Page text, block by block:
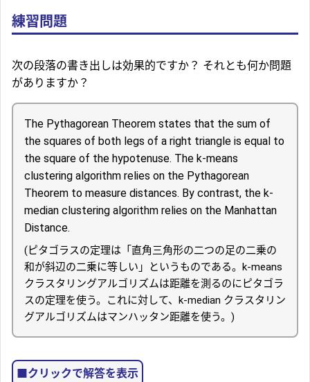
練習問題
次の段落の書き出しは効果的ですか？ それとも何か問題
がありますか？
The Pythagorean Theorem states that the sum of
the squares of both legs of a right triangle is equal to
the square of the hypotenuse. The k-means
clustering algorithm relies on the Pythagorean
Theorem to measure distances. By contrast, the k-
median clustering algorithm relies on the Manhattan
Distance.
(ピタゴラスの定理は「直角三角形の二つの足の二乗の
和が斜辺の二乗に等しい」というものである。k-means
クラスタリングアルゴリズムは距離を測るのにピタゴラ
スの定理を使う。これに対して、k-median クラスタリン
グアルゴリズムはマンハッタン距離を使う。)
クリックで解答を表示